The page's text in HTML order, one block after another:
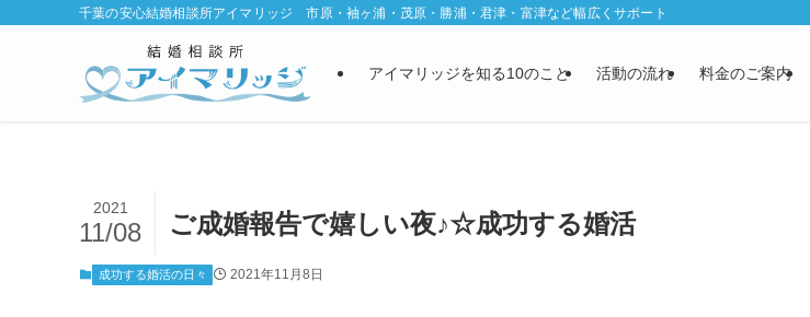
千葉の安心結婚相談所アイマリッジ 市原・袖ヶ浦・茂原・勝浦・君津・富津など幅広くサポート
アイマリッジを知る10のこと 活動の流れ 料金のご案内
ご成婚報告で嬉しい夜♪☆成功する婚活
2021
11/08
成功する婚活の日々 2021年11月8日